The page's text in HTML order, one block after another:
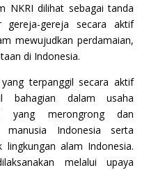
NKRI dilihat sebagai tanda
gereja-gereja secara aktif
mewujudkan perdamaian,
di Indonesia.
terpanggil secara aktif
bahagian dalam usaha
yang merongrong dan
manusia Indonesia serta
alam Indonesia.
melalui upaya